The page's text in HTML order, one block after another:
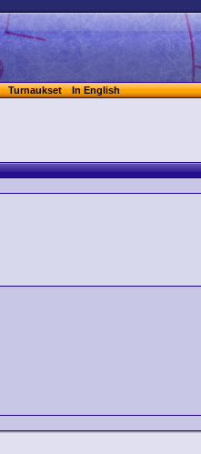
Turnaukset In English